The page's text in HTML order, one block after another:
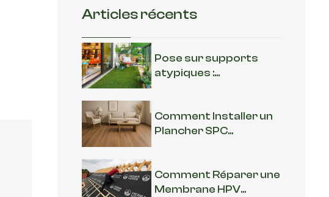
Articles récents
Pose sur supports
atypiques :...
Comment Installer un
Plancher SPC...
Comment Réparer une
Membrane HPV...